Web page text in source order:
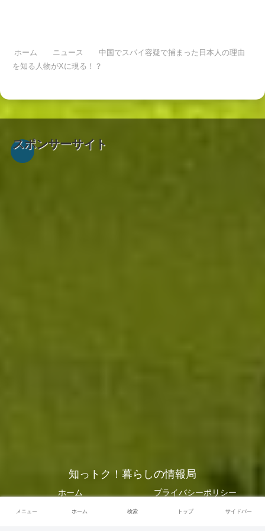
ホーム ニュース
中国でスパイ容疑で捕まった日本人の理由
を知る人物がXに現る！？
スポンサーサイト
知っトク！暮らしの情報局
ホーム
プライバシーポリシー
お問い合わせ
メニュー ホーム 検索 トップ サイドバー